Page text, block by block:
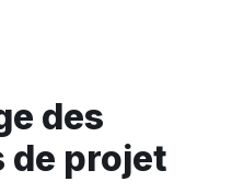
des
de projet